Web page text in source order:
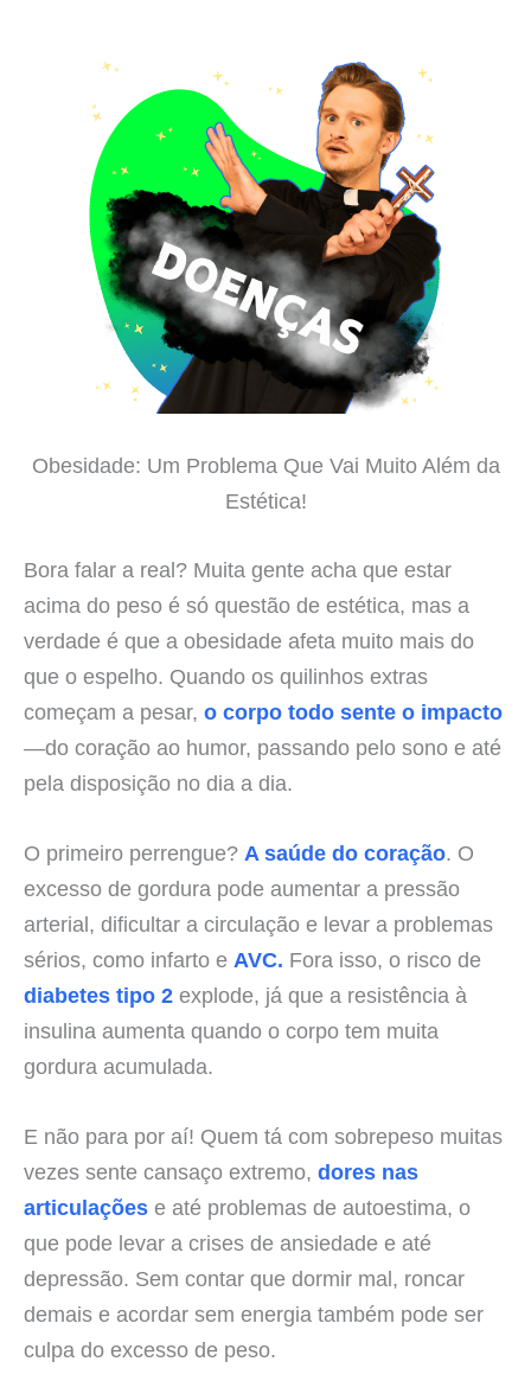
Obesidade: Um Problema Que Vai Muito Além da
Estética!
Bora falar a real? Muita gente acha que estar
acima do peso é só questão de estética, mas a
verdade é que a obesidade afeta muito mais do
que o espelho. Quando os quilinhos extras
começam a pesar, o corpo todo sente o impacto
—do coração ao humor, passando pelo sono e até
pela disposição no dia a dia.
O primeiro perrengue? A saúde do coração. O
excesso de gordura pode aumentar a pressão
arterial, dificultar a circulação e levar a problemas
sérios, como infarto e AVC. Fora isso, o risco de
diabetes tipo 2 explode, já que a resistência à
insulina aumenta quando o corpo tem muita
gordura acumulada.
E não para por aí! Quem tá com sobrepeso muitas
vezes sente cansaço extremo, dores nas
articulações e até problemas de autoestima, o
que pode levar a crises de ansiedade e até
depressão. Sem contar que dormir mal, roncar
demais e acordar sem energia também pode ser
culpa do excesso de peso.